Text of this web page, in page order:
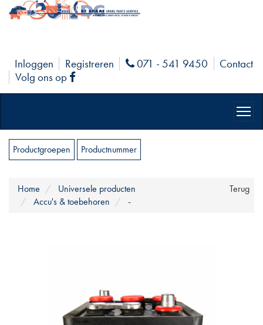
Inloggen Registreren Phone
071 - 541 9450
Contact
Volg ons op
Facebook
Productgroepen Productnummer
Terug
Home
Universele producten
Accu's & toebehoren
-